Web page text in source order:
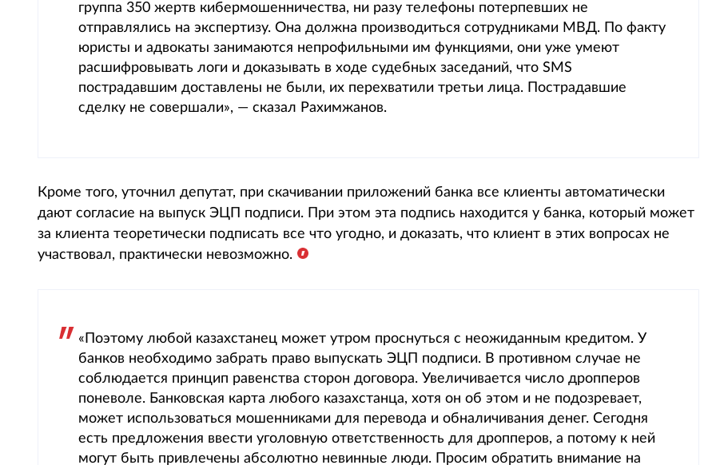
группа 350 жертв кибермошенничества, ни разу телефоны потерпевших не
отправлялись на экспертизу. Она должна производиться сотрудниками МВД. По факту
юристы и адвокаты занимаются непрофильными им функциями, они уже умеют
расшифровывать логи и доказывать в ходе судебных заседаний, что SMS
пострадавшим доставлены не были, их перехватили третьи лица. Пострадавшие
сделку не совершали», — сказал Рахимжанов.
Кроме того, уточнил депутат, при скачивании приложений банка все клиенты автоматически
дают согласие на выпуск ЭЦП подписи. При этом эта подпись находится у банка, который может
за клиента теоретически подписать все что угодно, и доказать, что клиент в этих вопросах не
участвовал, практически невозможно.
«Поэтому любой казахстанец может утром проснуться с неожиданным кредитом. У
банков необходимо забрать право выпускать ЭЦП подписи. В противном случае не
соблюдается принцип равенства сторон договора. Увеличивается число дропперов
поневоле. Банковская карта любого казахстанца, хотя он об этом и не подозревает,
может использоваться мошенниками для перевода и обналичивания денег. Сегодня
есть предложения ввести уголовную ответственность для дропперов, а потому к ней
могут быть привлечены абсолютно невинные люди. Просим обратить внимание на